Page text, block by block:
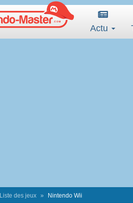
Actu
Liste des jeux Nintendo Wii